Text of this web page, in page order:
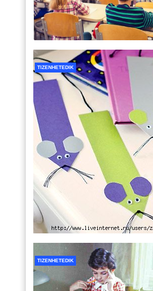
TIZENHETEDIK
TIZENHETEDIK